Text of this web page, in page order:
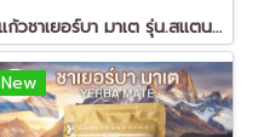
แก้วชาเยอร์บา มาเต รุ่น.สแตนดาร์ด
New